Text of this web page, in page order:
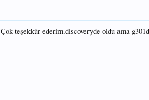
Çok teşekkür ederim.discoveryde oldu ama